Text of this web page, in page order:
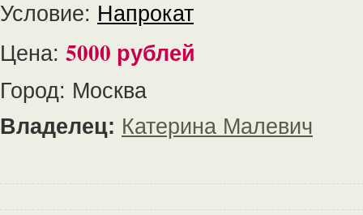
Условие: Напрокат
Цена: 5000 рублей
Город: Москва
Владелец: Катерина Малевич